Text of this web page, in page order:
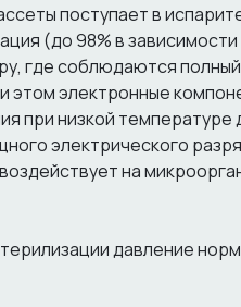
поступает в
(до 98% в зависимости
где соблюдаются
этом электронные
при низкой температуре
электрического
на
давление